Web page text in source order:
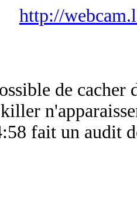
http://
de cacher
fait un audit